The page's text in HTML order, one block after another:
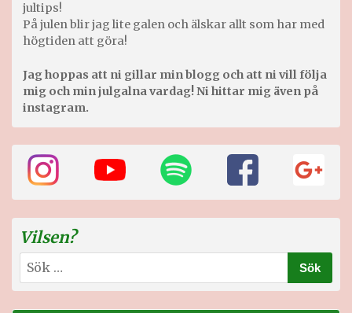
jultips!
På julen blir jag lite galen och älskar allt som har med
högtiden att göra!
Jag hoppas att ni gillar min blogg och att ni vill följa
mig och min julgalna vardag! Ni hittar mig även på
instagram.
Vilsen?
Sök
efter: